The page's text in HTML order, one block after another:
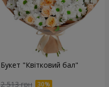
Букет "Квітковий бал"
2 513 грн